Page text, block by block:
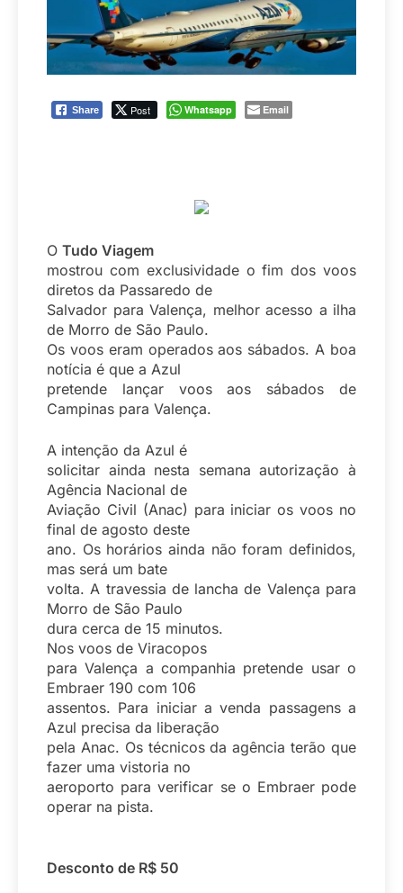
Share Post Whatsapp Email
O Tudo Viagem
mostrou com exclusividade o fim dos voos
diretos da Passaredo de
Salvador para Valença, melhor acesso a ilha
de Morro de São Paulo.
Os voos eram operados aos sábados. A boa
notícia é que a Azul
pretende lançar voos aos sábados de
Campinas para Valença.
A intenção da Azul é
solicitar ainda nesta semana autorização à
Agência Nacional de
Aviação Civil (Anac) para iniciar os voos no
final de agosto deste
ano. Os horários ainda não foram definidos,
mas será um bate
volta. A travessia de lancha de Valença para
Morro de São Paulo
dura cerca de 15 minutos.
Nos voos de Viracopos
para Valença a companhia pretende usar o
Embraer 190 com 106
assentos. Para iniciar a venda passagens a
Azul precisa da liberação
pela Anac. Os técnicos da agência terão que
fazer uma vistoria no
aeroporto para verificar se o Embraer pode
operar na pista.
Desconto de R$ 50